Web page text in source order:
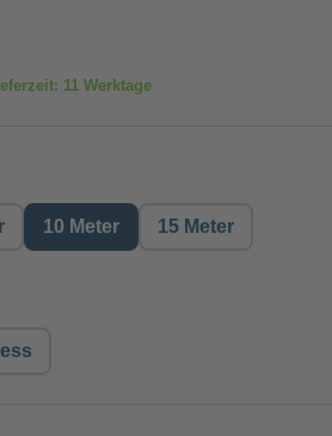
11 Werktage
10 Meter 15 Meter